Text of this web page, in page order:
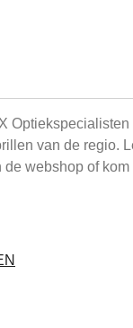
van de regio.
webshop of kom